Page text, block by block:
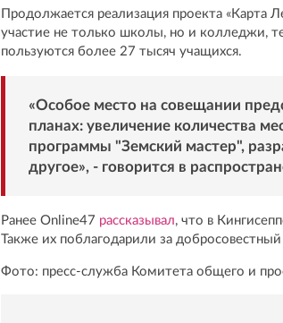
Продолжается реализация проекта «Карта
участие не только школы, но и колледжи,
пользуются более 27 тысяч учащихся.
«Особое место на совещании
планах: увеличение количества
программы "Земский мастер",
другое», - говорится в
Ранее Online47 рассказывал, что в
Также их поблагодарили за
Фото: пресс-служба Комитета общего и